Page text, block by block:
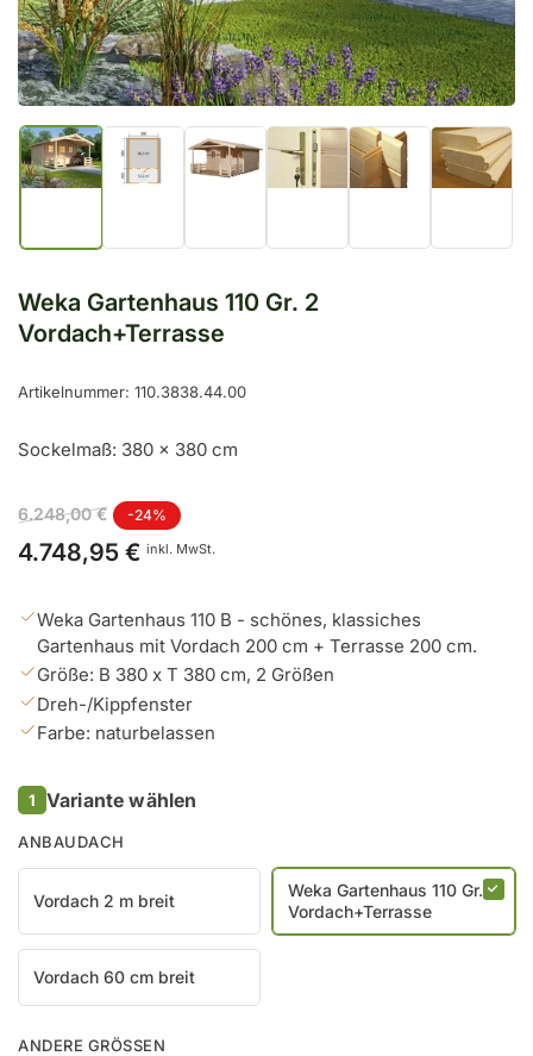
1
2
3
4
5
6
Weka Gartenhaus 110 Gr. 2
Vordach+Terrasse
Artikelnummer: 110.3838.44.00
Sockelmaß: 380 x 380 cm
Normaler
Preis
6.248,00 € -24% Ausverkaufspreis
4.748,95 € inkl. MwSt.
Weka Gartenhaus 110 B - schönes, klassiches
Gartenhaus mit Vordach 200 cm + Terrasse 200 cm.
Größe: B 380 x T 380 cm, 2 Größen
Dreh-/Kippfenster
Farbe: naturbelassen
1 Variante wählen
ANBAUDACH
Vordach 2 m breit
Weka Gartenhaus 110 Gr. 2
Vordach+Terrasse
Vordach 60 cm breit
ANDERE GRÖSSEN